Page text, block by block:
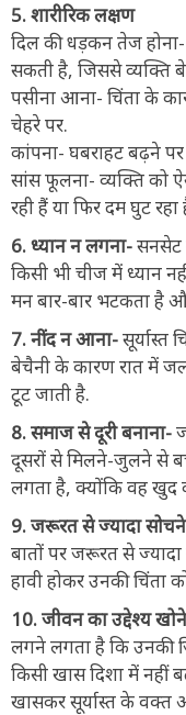
5. शारीरिक लक्षण
दिल की धड़कन तेज
सकती है, जिससे व्यक्ति
पसीना आना- चिंता के
चेहरे पर.
कांपना- घबराहट बढ़ने
सांस फूलना- व्यक्ति को
रही हैं या फिर दम घुट रहा
6. ध्यान न लगना-सनसेट
किसी भी चीज में ध्यान
मन बार-बार भटकता है
7. नींद न आना-सूर्यास्त
बेचैनी के कारण रात में
टूट जाती है.
8. समाज से दूरी बनाना-
दूसरों से मिलने-जुलने से
लगता है, क्योंकि वह खुद
9. जरूरत से ज्यादा
बातों पर जरूरत से
हावी होकर उनकी चिंता
10. जीवन का उद्देश्य
लगने लगता है कि उनकी
किसी खास दिशा में
खासकर सूर्यास्त के वक्त